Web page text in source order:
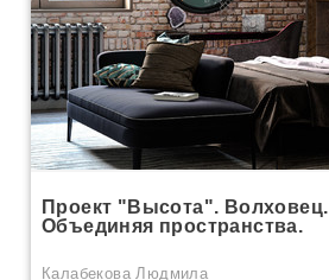
Проект "Высота". Волховец.
Объединяя пространства.
Калабекова Людмила